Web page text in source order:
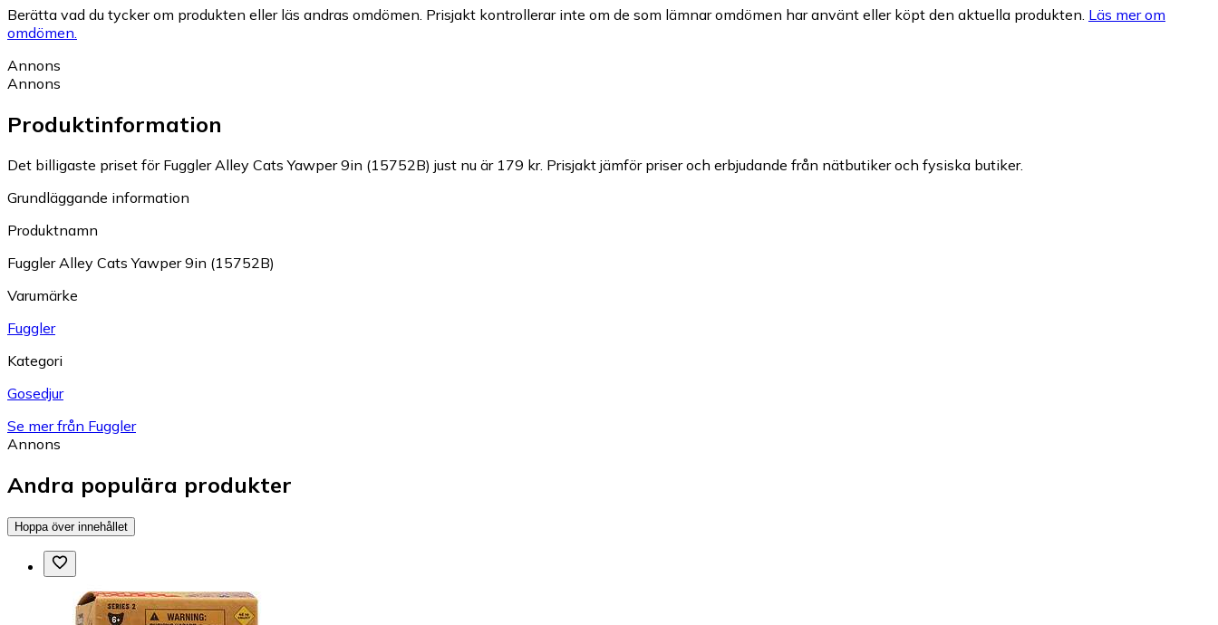
Berätta vad du tycker om produkten eller läs andras omdömen. Prisjakt kontrollerar inte om de som lämnar omdömen har använt eller köpt den aktuella produkten. Läs mer om
omdömen.
Annons
Annons
Produktinformation
Det billigaste priset för Fuggler Alley Cats Yawper 9in (15752B) just nu är 179 kr. Prisjakt jämför priser och erbjudande från nätbutiker och fysiska butiker.
Grundläggande information
Produktnamn
Fuggler Alley Cats Yawper 9in (15752B)
Varumärke
Fuggler
Kategori
Gosedjur
Se mer från Fuggler
Annons
Andra populära produkter
Hoppa över innehållet